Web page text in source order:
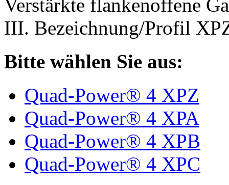
Verstärkte flankenoffene
III. Bezeichnung/Profil
Bitte wählen Sie aus:
Quad-Power® 4 XPZ
Quad-Power® 4 XPA
Quad-Power® 4 XPB
Quad-Power® 4 XPC